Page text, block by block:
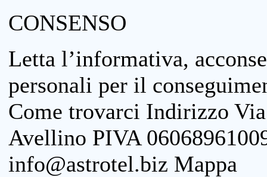
CONSENSO
Letta l’informativa,
personali per il
Come trovarci Indirizzo
Avellino PIVA
info@astrotel.biz Mappa